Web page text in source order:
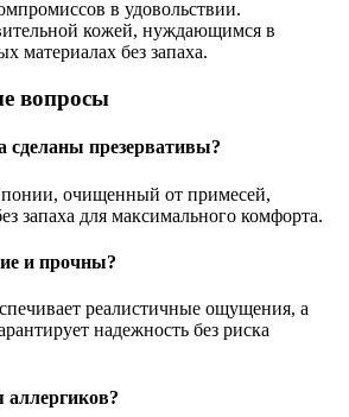
в удовольствии.
кожей, нуждающимся в
материалах без запаха.
вопросы
сделаны презервативы?
очищенный от примесей,
запаха для максимального комфорта.
и прочны?
реалистичные ощущения, а
надежность без риска
аллергиков?